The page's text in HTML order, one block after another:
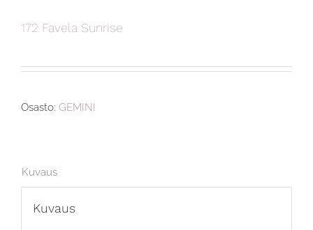
172 Favela Sunrise
Osasto: GEMINI
Kuvaus
Kuvaus